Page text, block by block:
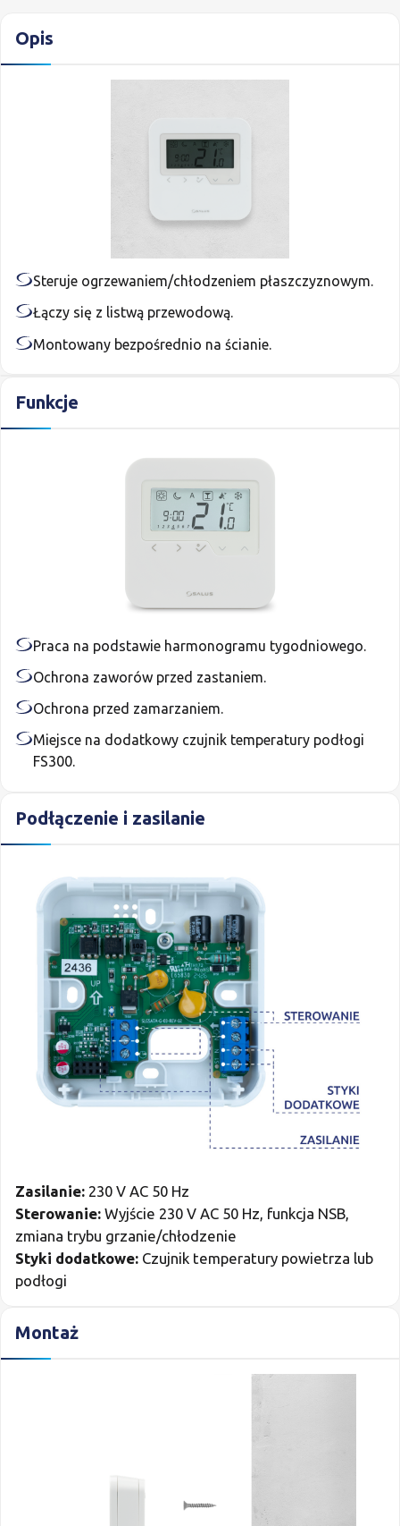
Opis
Steruje ogrzewaniem/chłodzeniem płaszczyznowym.
Łączy się z listwą przewodową.
Montowany bezpośrednio na ścianie.
Funkcje
Praca na podstawie harmonogramu tygodniowego.
Ochrona zaworów przed zastaniem.
Ochrona przed zamarzaniem.
Miejsce na dodatkowy czujnik temperatury podłogi
FS300.
Podłączenie i zasilanie
Zasilanie: 230 V AC 50 Hz
Sterowanie: Wyjście 230 V AC 50 Hz, funkcja NSB,
zmiana trybu grzanie/chłodzenie
Styki dodatkowe: Czujnik temperatury powietrza lub
podłogi
Montaż